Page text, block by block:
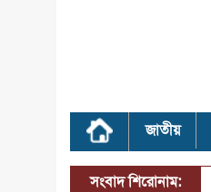
জাতীয়
সংবাদ শিরোনাম: